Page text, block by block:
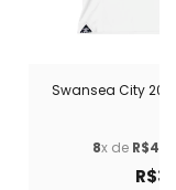
Swansea City
8x de